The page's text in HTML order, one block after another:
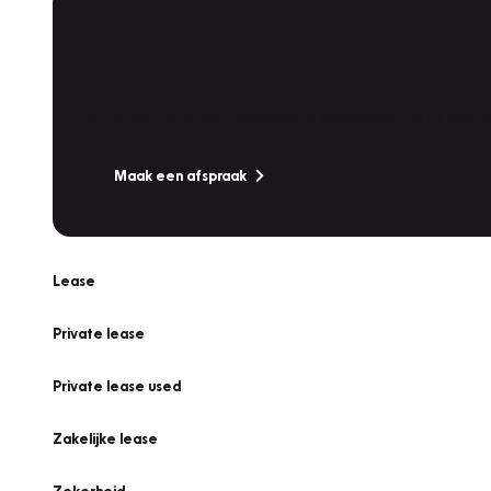
Maak een afspraak
Lease
Private lease
Private lease used
Zakelijke lease